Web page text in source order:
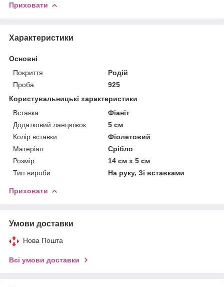
Приховати
Характеристики
Основні
Покриття
Родій
Проба
925
Користувальницькі характеристики
Вставка
Фіаніт
Додатковий ланцюжок
5 см
Колір вставки
Фіолетовий
Матеріал
Срібло
Розмір
14 см x 5 см
Тип вироби
На руку, Зі вставками
Приховати
Умови доставки
Нова Пошта
Всі умови доставки